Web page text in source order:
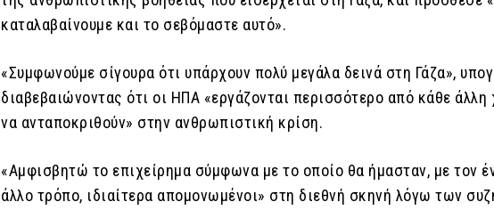
καταλαβαίνουμε και το σεβόμαστε αυτό».
«Συμφωνούμε σίγουρα ότι υπάρχουν πολύ μεγάλα δεινά στη Γάζα»,
διαβεβαιώνοντας ότι οι ΗΠΑ «εργάζονται περισσότερο από κάθε άλλη
να ανταποκριθούν» στην ανθρωπιστική κρίση.
«Αμφισβητώ το επιχείρημα σύμφωνα με το οποίο θα ήμασταν, με τον
άλλο τρόπο, ιδιαίτερα απομονωμένοι» στη διεθνή σκηνή λόγω των